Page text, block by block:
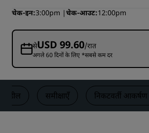
चेक-इन 3:00pm चेक-आउट 12:00pm
सेUSD 99.60/रात
अगले 60 दिनों के लिए *सबसे कम दर
डील समीक्षाएँ निकटवर्ती